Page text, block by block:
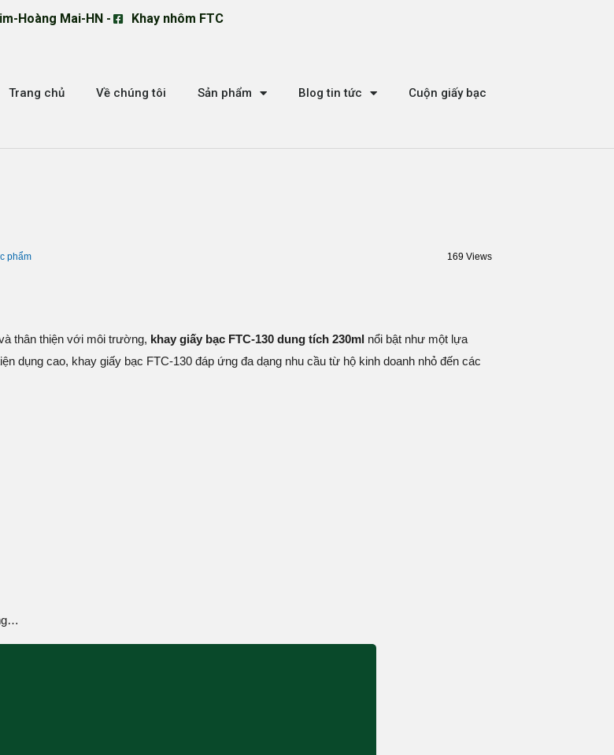
Hoàng Mai-HN - Khay nhôm FTC
Trang chủ Về chúng tôi Sản phẩm Blog tin tức Cuộn giấy bạc
phẩm 169 Views
thân thiện với môi trường, khay giấy bạc FTC-130 dung tích 230ml nổi bật như một lựa
dụng cao, khay giấy bạc FTC-130 đáp ứng đa dạng nhu cầu từ hộ kinh doanh nhỏ đến các